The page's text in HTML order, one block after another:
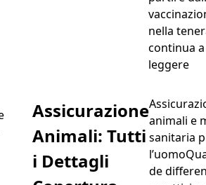
nella
continua a
leggere
Assicurazione
Animali: Tutti
i Dettagli
animali e
sanitaria
de